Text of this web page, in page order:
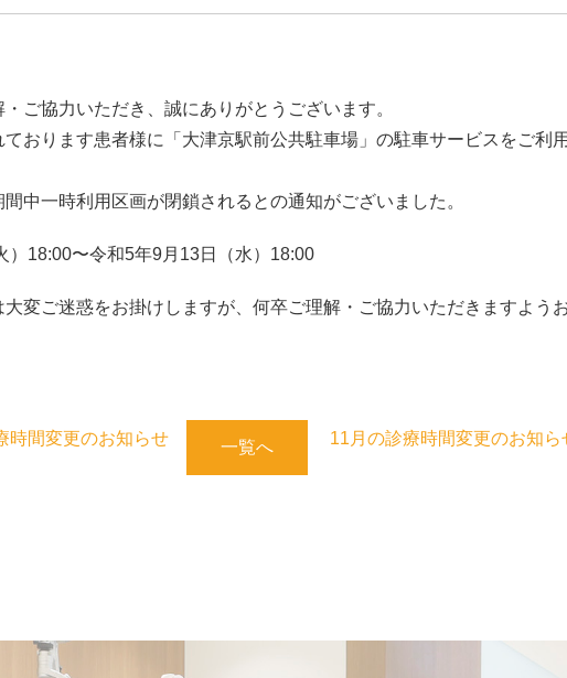
ご協力いただき、誠にありがとうございます。
おります患者様に「大津京駅前公共駐車場」の駐車サービスをご利
中一時利用区画が閉鎖されるとの通知がございました。
）18:00〜令和5年9月13日（水）18:00
変ご迷惑をお掛けしますが、何卒ご理解・ご協力いただきますよう
時間変更のお知らせ 一覧へ 11月の診療時間変更のお知ら
Tel. 077−526−2696